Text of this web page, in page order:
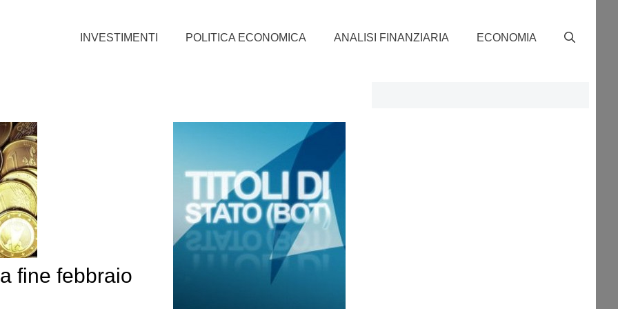
INVESTIMENTI POLITICA ECONOMICA ANALISI FINANZIARIA ECONOMIA
fine febbraio